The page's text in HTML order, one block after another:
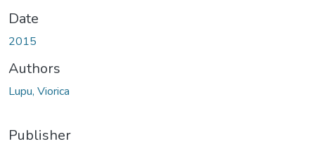
Date
2015
Authors
Lupu, Viorica
Publisher